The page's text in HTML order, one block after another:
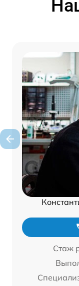
Стаж